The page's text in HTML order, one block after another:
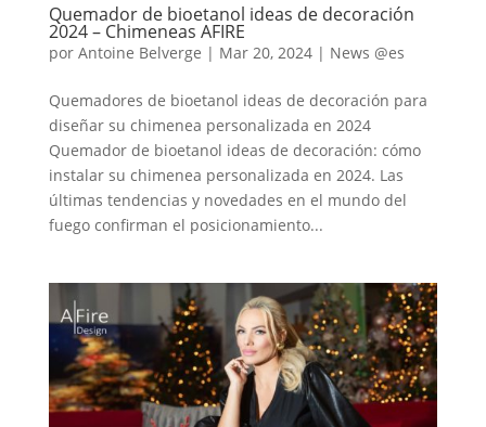
Quemador de bioetanol ideas de decoración
2024 – Chimeneas AFIRE
por Antoine Belverge | Mar 20, 2024| News @es
Quemadores de bioetanol ideas de decoración para
diseñar su chimenea personalizada en 2024
Quemador de bioetanol ideas de decoración: cómo
instalar su chimenea personalizada en 2024. Las
últimas tendencias y novedades en el mundo del
fuego confirman el posicionamiento...